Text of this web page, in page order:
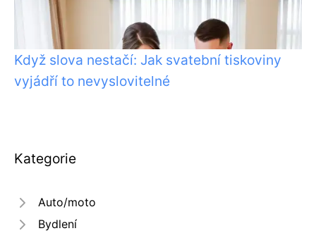
Když slova nestačí: Jak svatební tiskoviny
vyjádří to nevyslovitelné
Kategorie
Auto/moto
Bydlení